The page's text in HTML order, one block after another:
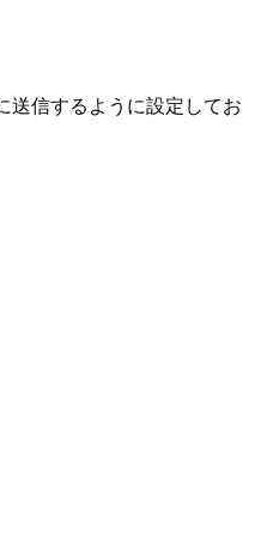
送信するように設定してお